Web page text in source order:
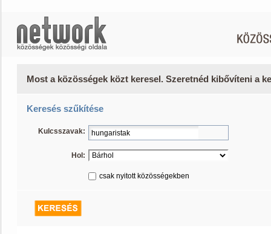
Most a közösségek közt keresel. Szeretnéd kibővíteni a
Keresés szűkítése
Kulcsszavak:
Hol:
csak nyitott közösségekben